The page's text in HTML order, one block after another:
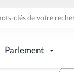
Parlement